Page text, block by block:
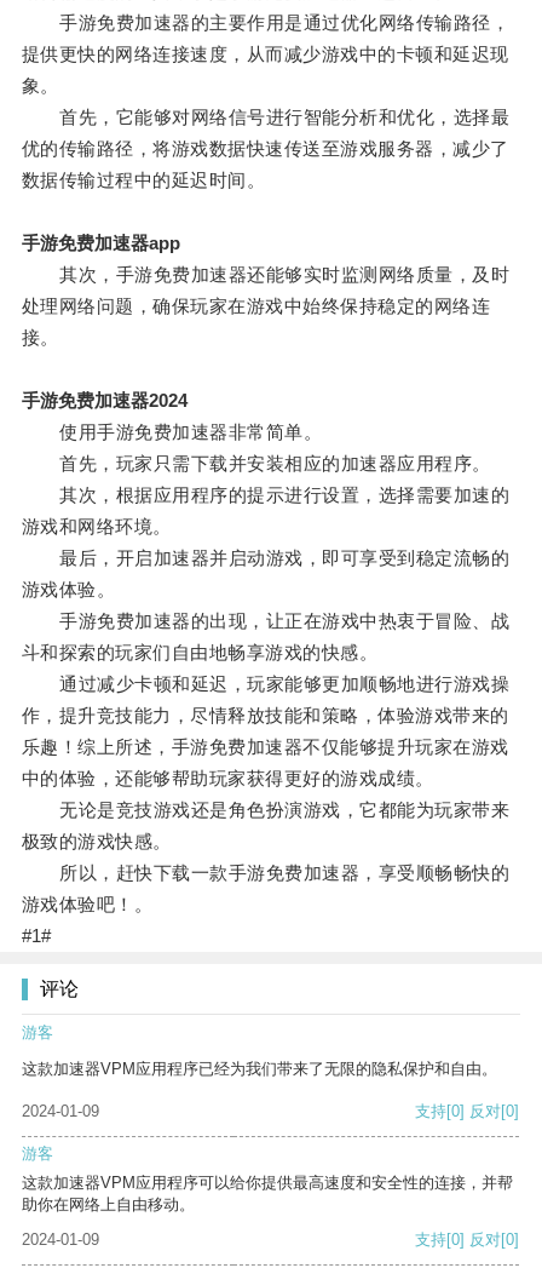
手游免费加速器的主要作用是通过优化网络传输路径，
提供更快的网络连接速度，从而减少游戏中的卡顿和延迟现
象。
首先，它能够对网络信号进行智能分析和优化，选择最
优的传输路径，将游戏数据快速传送至游戏服务器，减少了
数据传输过程中的延迟时间。
手游免费加速器app
其次，手游免费加速器还能够实时监测网络质量，及时
处理网络问题，确保玩家在游戏中始终保持稳定的网络连
接。
手游免费加速器2024
使用手游免费加速器非常简单。
首先，玩家只需下载并安装相应的加速器应用程序。
其次，根据应用程序的提示进行设置，选择需要加速的
游戏和网络环境。
最后，开启加速器并启动游戏，即可享受到稳定流畅的
游戏体验。
手游免费加速器的出现，让正在游戏中热衷于冒险、战
斗和探索的玩家们自由地畅享游戏的快感。
通过减少卡顿和延迟，玩家能够更加顺畅地进行游戏操
作，提升竞技能力，尽情释放技能和策略，体验游戏带来的
乐趣！综上所述，手游免费加速器不仅能够提升玩家在游戏
中的体验，还能够帮助玩家获得更好的游戏成绩。
无论是竞技游戏还是角色扮演游戏，它都能为玩家带来
极致的游戏快感。
所以，赶快下载一款手游免费加速器，享受顺畅畅快的
游戏体验吧！。
#1#
评论
游客
这款加速器VPM应用程序已经为我们带来了无限的隐私保护和自由。
2024-01-09 支持[0] 反对[0]
游客
这款加速器VPM应用程序可以给你提供最高速度和安全性的连接，并帮
助你在网络上自由移动。
2024-01-09
支持[0] 反对[0]